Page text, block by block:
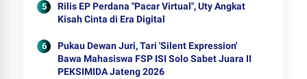
Rilis EP Perdana "Pacar Virtual", Uty Angkat
Kisah Cinta di Era Digital
Pukau Dewan Juri, Tari 'Silent Expression'
Bawa Mahasiswa FSP ISI Solo Sabet Juara II
PEKSIMIDA Jateng 2026